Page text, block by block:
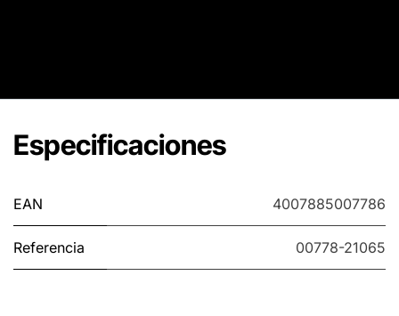
Especificaciones
EAN 4007885007786
Referencia 00778-21065